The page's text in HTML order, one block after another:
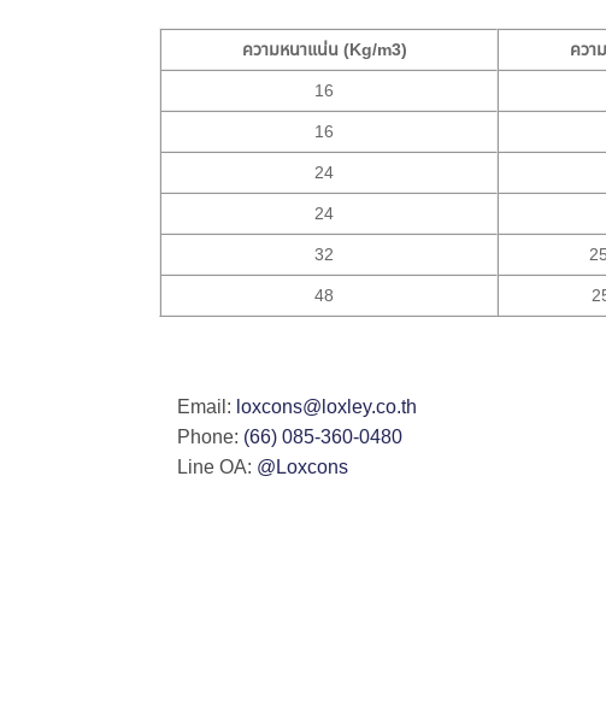
ความหนาแน่น (Kg/m3) ควา
16
16
24
24
32
48
Email: loxcons@loxley.co.th
Phone: (66) 085-360-0480
Line OA: @Loxcons